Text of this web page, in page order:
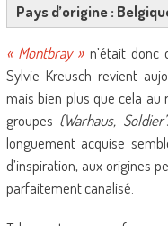
Pays d’origine :
« Montbray »n’était donc
Sylvie Kreusch revient
mais bien plus que cela au
groupes (Warhaus,
longuement acquise
d’inspiration, aux origines
parfaitement canalisé.